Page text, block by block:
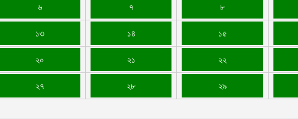
৬ ৭ ৮
১৩ ১৪ ১৫
২০ ২১ ২২
২৭ ২৮ ২৯